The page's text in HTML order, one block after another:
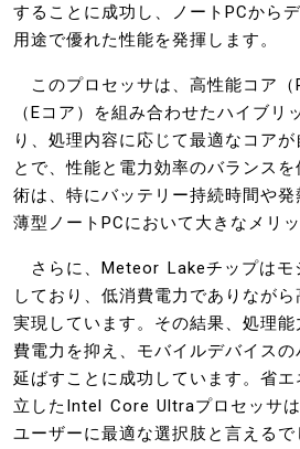
することに成功し、ノートPCから
用途で優れた性能を発揮します。
このプロセッサは、高性能コア（
（Eコア）を組み合わせたハイブリ
り、処理内容に応じて最適なコア
とで、性能と電力効率のバランス
術は、特にバッテリー持続時間や
薄型ノートPCにおいて大きなメリ
さらに、Meteor Lakeチップはモ
しており、低消費電力でありなが
実現しています。その結果、処理
費電力を抑え、モバイルデバイス
延ばすことに成功しています。省
立したIntel Core Ultraプロセッサ
ユーザーに最適な選択肢と言えるで